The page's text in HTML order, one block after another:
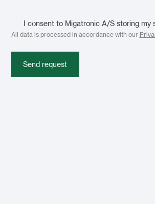
I consent to Migatronic A/S storing my
All data is processed in accordance with our
Send request